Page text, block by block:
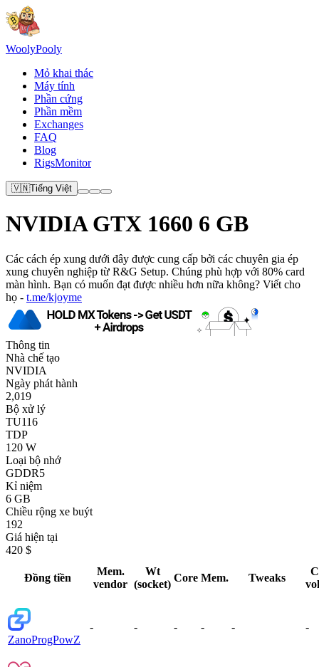
WoolyPooly
Mỏ khai thác
Máy tính
Phần cứng
Phần mềm
Exchanges
FAQ
Blog
RigsMonitor
🇻🇳Tiếng Việt
NVIDIA GTX 1660 6 GB
Các cách ép xung dưới đây được cung cấp bởi các chuyên gia ép
xung chuyên nghiệp từ R&G Setup. Chúng phù hợp với 80% card
màn hình. Bạn có muốn đạt được nhiều hơn nữa không? Viết cho
họ - t.me/kjoyme
Thông tin
Nhà chế tạo
NVIDIA
Ngày phát hành
2,019
Bộ xử lý
TU116
TDP
120 W
Loại bộ nhớ
GDDR5
Kỉ niệm
6 GB
Chiều rộng xe buýt
192
Giá hiện tại
420 $
Đồng tiền
Mem.
vendor
Wt
(socket)
Core Mem. Tweaks
ZanoProgPowZ
- - - - - -